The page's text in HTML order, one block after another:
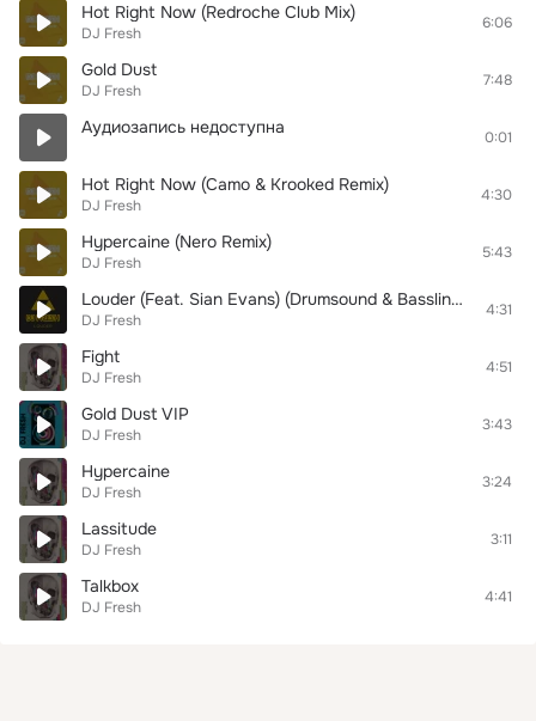
Hot Right Now (Redroche Club Mix)
DJ Fresh
6:06
Gold Dust
DJ Fresh
7:48
Аудиозапись недоступна 0:01
Hot Right Now (Camo & Krooked Remix)
DJ Fresh
4:30
Hypercaine (Nero Remix)
DJ Fresh
5:43
Louder (Feat. Sian Evans) (Drumsound & Bassline Smith Remix)
DJ Fresh
4:31
Fight
DJ Fresh
4:51
Gold Dust VIP
DJ Fresh
3:43
Hypercaine
DJ Fresh
3:24
Lassitude
DJ Fresh
3:11
Talkbox
DJ Fresh
4:41